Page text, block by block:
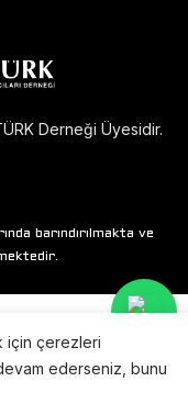
Derneği Üyesidir.
barındırılmakta ve
için çerezleri
ederseniz, bunu